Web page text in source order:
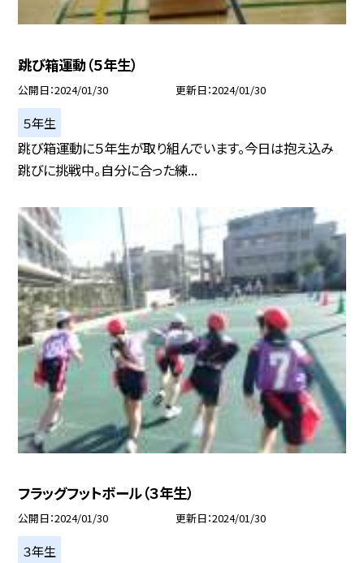
跳び箱運動（５年生）
公開日 2024/01/30 更新日 2024/01/30
５年生
跳び箱運動に５年生が取り組んでいます。今日は抱え込み
跳びに挑戦中。自分に合った練...
フラッグフットボール（３年生）
公開日 2024/01/30 更新日 2024/01/30
３年生